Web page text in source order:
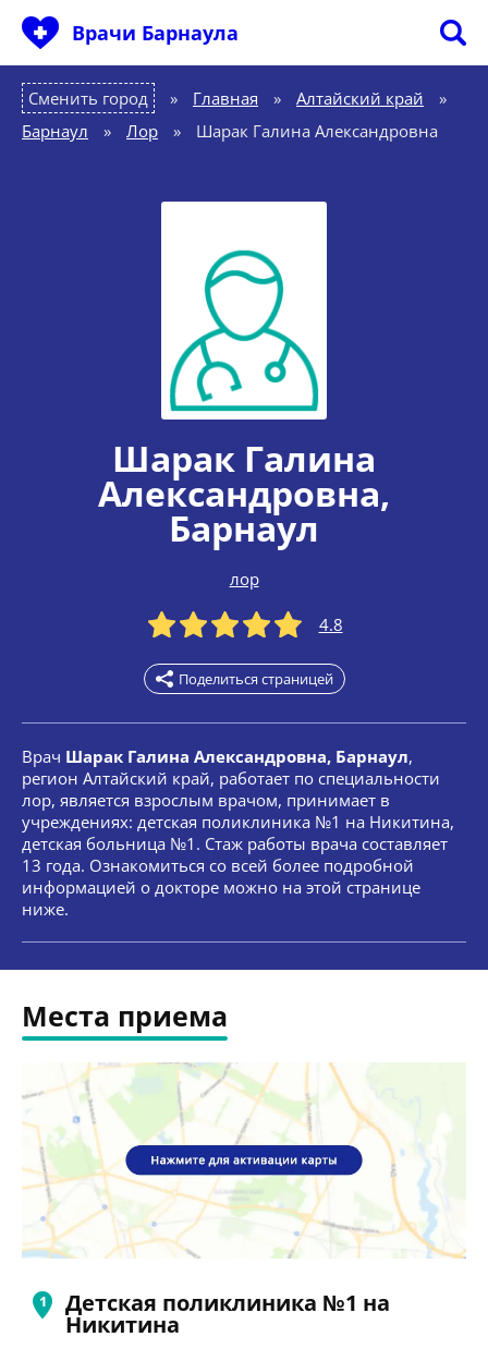
Врачи Барнаула
Сменить город Главная » Алтайский край
»
Барнаул
» Лор » Шарак Галина Александровна
Шарак Галина
Александровна,
Барнаул
лор
4.8
Поделиться страницей
Врач Шарак Галина Александровна, Барнаул,
регион Алтайский край, работает по специальности
лор, является взрослым врачом, принимает в
учреждениях: детская поликлиника №1 на Никитина,
детская больница №1. Стаж работы врача составляет
13 года. Ознакомиться со всей более подробной
информацией о докторе можно на этой странице
ниже.
Места приема
Детская поликлиника №1 на
Никитина